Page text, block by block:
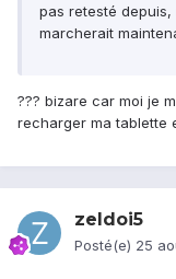
pas retesté
marcherait
??? bizare car moi je
recharger ma tablette
zeldoi5
Posté(e) 25